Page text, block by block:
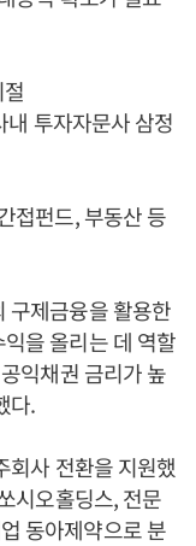
투자자문사 삼정
접펀드, 부동산 등
구제금융을 활용한
을 올리는 데 역할
익채권 금리가 높
다.
회사 전환을 지원했
시오홀딩스, 전문
동아제약으로 분